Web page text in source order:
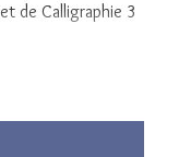
de Calligraphie 3